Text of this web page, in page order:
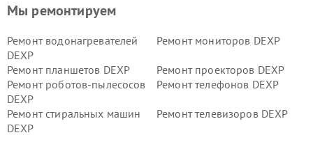
Мы ремонтируем
Ремонт водонагревателей
DEXP
Ремонт мониторов DEXP
Ремонт планшетов DEXP
Ремонт проекторов DEXP
Ремонт роботов-пылесосов
DEXP
Ремонт телефонов DEXP
Ремонт стиральных машин
DEXP
Ремонт телевизоров DEXP